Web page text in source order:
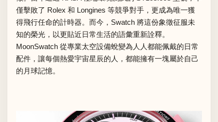
僅擊敗了 Rolex 和 Longines 等競爭對手，更成為唯一獲
得飛行任命的計時器。而今，Swatch 將這份象徵征服未
知的榮光，以更貼近日常生活的語彙重新詮釋。
MoonSwatch 從專業太空設備蛻變為人人都能佩戴的日常
配件，讓每個熱愛宇宙星辰的人，都能擁有一塊屬於自己
的月球記憶。